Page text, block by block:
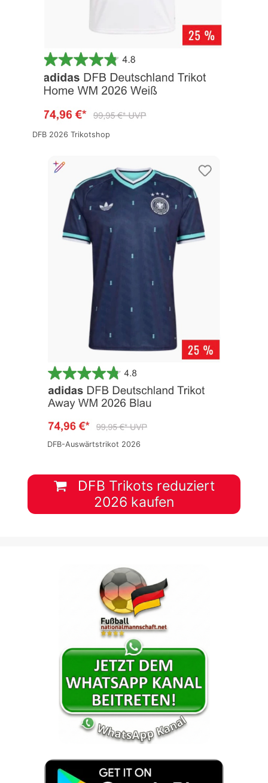
DFB 2026 Trikotshop
DFB-Auswärtstrikot 2026
DFB Trikots reduziert
2026 kaufen